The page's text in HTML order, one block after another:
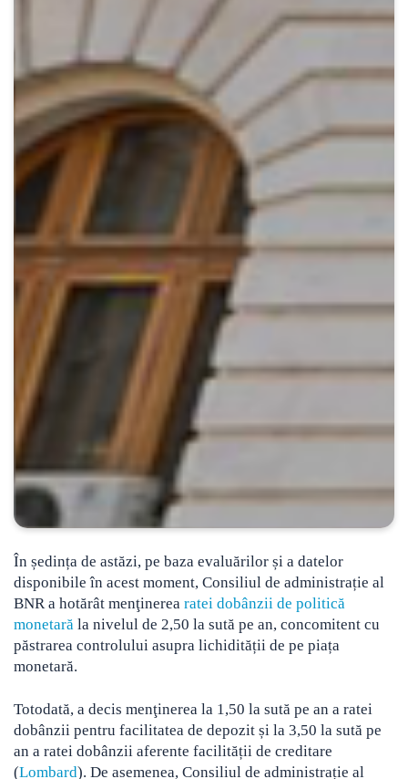
În ședința de astăzi, pe baza evaluărilor și a datelor
disponibile în acest moment, Consiliul de administrație al
BNR a hotărât menţinerea ratei dobânzii de politică
monetară la nivelul de 2,50 la sută pe an, concomitent cu
păstrarea controlului asupra lichidității de pe piața
monetară.
Totodată, a decis menţinerea la 1,50 la sută pe an a ratei
dobânzii pentru facilitatea de depozit și la 3,50 la sută pe
an a ratei dobânzii aferente facilității de creditare
(Lombard). De asemenea, Consiliul de administrație al